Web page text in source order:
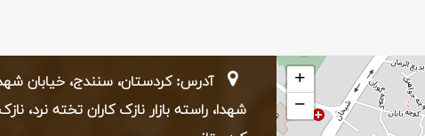
آدرس: کردستان، سنندج، خیابان
شهدا، راسته بازار نازک کاران تخته نرد،
+
−